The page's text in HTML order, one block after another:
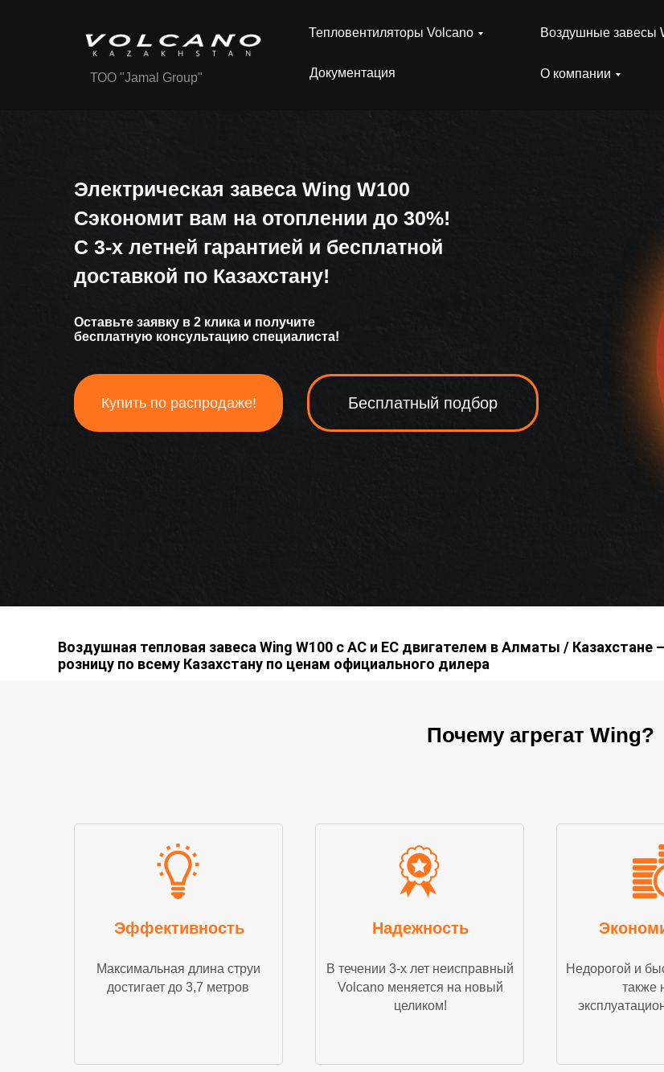
Тепловентиляторы Volcano
Документация О компании
Воздушные завесы
ТОО "Jamal Group"
Электрическая завеса Wing W100
Сэкономит вам на отоплении до 30%!
С 3-х летней гарантией и бесплатной
доставкой по Казахстану!
Оставьте заявку в 2 клика и получите
бесплатную консультацию специалиста!
Купить по распродаже! Бесплатный подбор
Воздушная тепловая завеса Wing W100 с АС и ЕС двигателем в Алматы /
розницу по всему Казахстану по ценам официального дилера
Почему агрегат Wing?
Эффективность Надежность
Максимальная длина струи
достигает до 3,7 метров
В течении 3-х лет неисправный
Volcano меняется на новый
целиком!
Недорогой и
также